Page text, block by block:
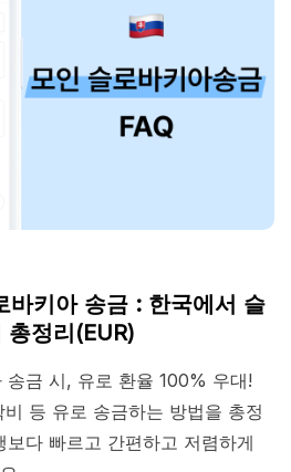
바키아 송금 : 한국에서 슬
정리(EUR)
송금 시, 유로 환율 100% 우대!
등 유로 송금하는 방법을 총정
보다 빠르고 간편하고 저렴하게